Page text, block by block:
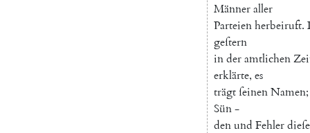
Männeraller
Parteienherbeiruft.
geſtern
inderamtlichen
erklärte, es
trägtſeinenNamen;
Sün-
denund Fehler